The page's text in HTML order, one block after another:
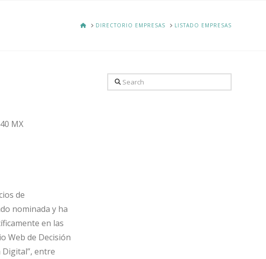
HOMEDIRECTORIO EMPRESAS LISTADO EMPRESAS
MX
de
nominada y ha
en las
Web de Decisión
entre
Search